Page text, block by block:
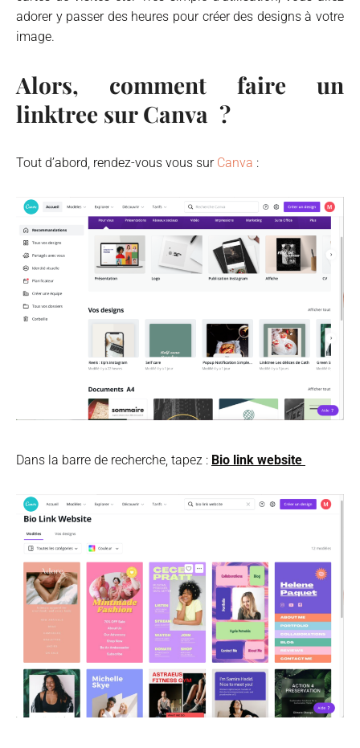
adorer y passer des heures pour créer des designs à votre
image.
Alors, comment faire un
linktree sur Canva ?
Tout d’abord, rendez-vous vous sur Canva :
Dans la barre de recherche, tapez : Bio link website